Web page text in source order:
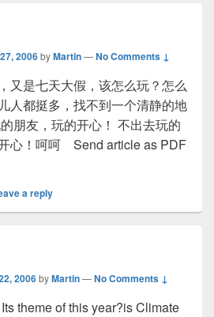
2006byMartin—No Comments ↓
又是七天大假，该怎么玩？怎么
人都挺多，找不到一个清静的地
朋友，玩的开心！ 不出去玩的
心！呵呵 Send article as PDF
a reply
2006byMartin—No Comments ↓
theme of this year?is Climate